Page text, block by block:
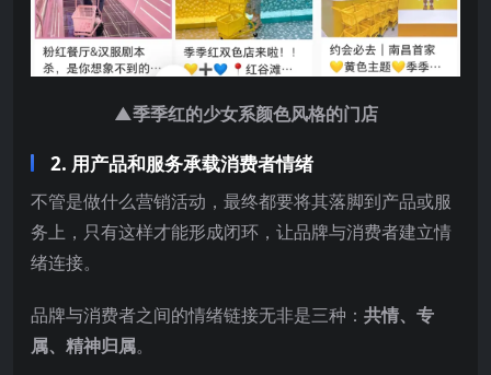
▲季季红的少女系颜色风格的门店
2. 用产品和服务承载消费者情绪
不管是做什么营销活动，最终都要将其落脚到产品或服
务上，只有这样才能形成闭环，让品牌与消费者建立情
绪连接。
品牌与消费者之间的情绪链接无非是三种： 共情、专
属、精神归属。